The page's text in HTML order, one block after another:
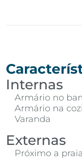
Internas
Armário no
Armário na
Varanda
Externas
Próximo a praia